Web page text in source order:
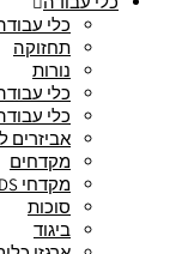
כלי
תחזוקה
נורות
כלי
כלי
אביזרים
מקדחים
מקדחי SDS
סוכות
ביגוד